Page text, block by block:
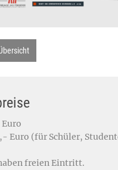
Euro (für Schüler,
freien Eintritt.